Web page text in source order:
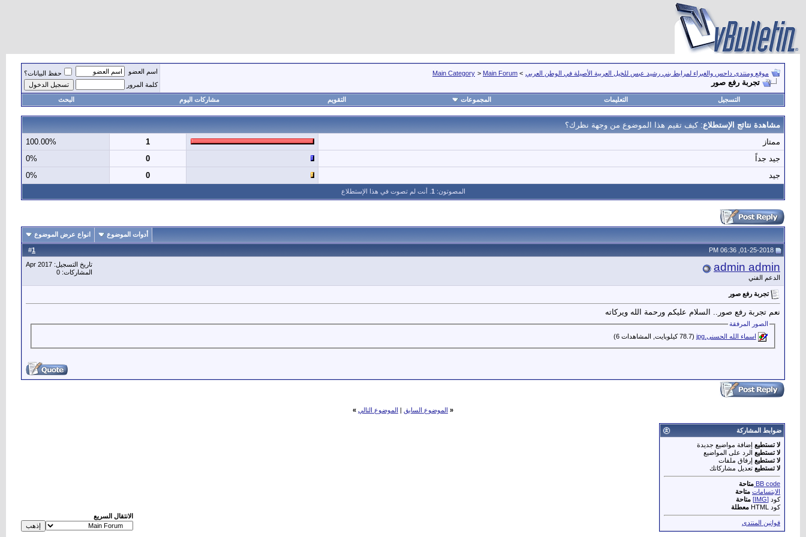
موقع ومنتدى داحس والغبراء لمرابط بني رشيد عبس للخيل العربية الأصيلة في الوطن العربي >
Main Category > Main Forum
تجربة رفع صور
اسم العضو
حفظ البيانات؟
كلمة المرور
التسجيل التعليمات المجموعات التقويم مشاركات اليوم البحث
مشاهدة نتائج الإستطلاع: كيف تقيم هذا الموضوع من وجهة نظرك؟
ممتاز
1
100.00%
جيد جداً
0
0%
جيد
0
0%
المصوتون: 1 . أنت لم تصوت في هذا الإستطلاع
أدوات الموضوع انواع عرض الموضوع
1
admin admin
الدعم الفني
تاريخ التسجيل: Apr 2017
المشاركات: 0
تجربة رفع صور
نعم تجربة رفع صور.. السلام عليكم ورحمة الله ويركاته
الصور المرفقة
اسماء الله الحسنى.jpg‏
(78.7 كيلوبايت, المشاهدات 6)
« الموضوع السابق | الموضوع التالي »
ضوابط المشاركة
لا تستطيع إضافة مواضيع جديدة
لا تستطيع الرد على المواضيع
لا تستطيع إرفاق ملفات
لا تستطيع تعديل مشاركاتك
BB code متاحة
الابتسامات متاحة
كود [IMG]
متاحة
كود HTML
معطلة
قوانين المنتدى
الانتقال السريع